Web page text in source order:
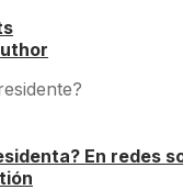
En redes